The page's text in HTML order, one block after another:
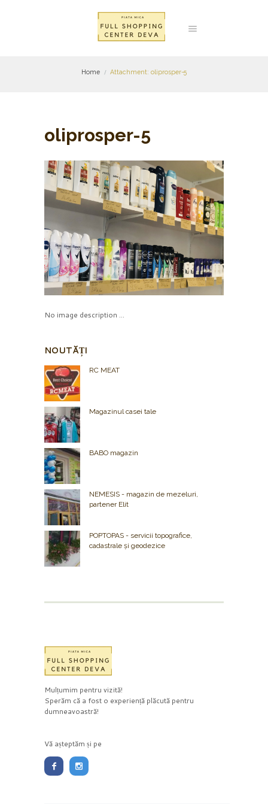
Home Attachment: oliprosper-5
oliprosper-5
No image description ...
NOUTĂȚI
RC MEAT
Magazinul casei tale
BABO magazin
NEMESIS - magazin de mezeluri,
partener Elit
POPTOPAS - servicii topografice,
cadastrale și geodezice
Mulțumim pentru vizită!
Sperăm că a fost o experiență plăcută pentru
dumneavoastră!
Vă așteptăm și pe